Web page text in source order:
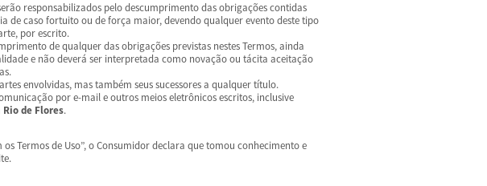
responsabilizados pelo descumprimento das obrigações contidas
de caso fortuito ou de força maior, devendo qualquer evento deste tipo
por escrito.
de qualquer das obrigações previstas nestes Termos, ainda
e não deverá ser interpretada como novação ou tácita aceitação
envolvidas, mas também seus sucessores a qualquer título.
por e-mail e outros meios eletrônicos escritos, inclusive
Rio de Flores.
Termos de Uso”, o Consumidor declara que tomou conhecimento e